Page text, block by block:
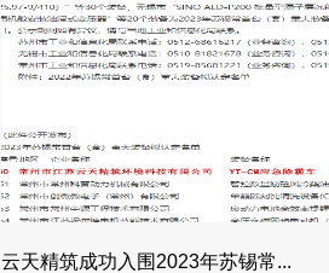
云天精筑成功入围2023年苏锡常...